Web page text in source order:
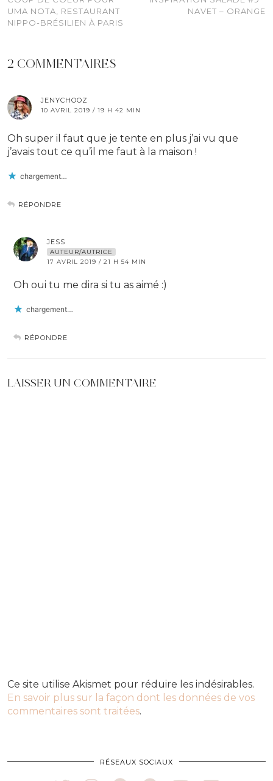
UMA NOTA, RESTAURANT
NIPPO-BRÉSILIEN À PARIS
NAVET – ORANGE
2 COMMENTAIRES
JENYCHOOZ
10 AVRIL 2019 / 19 H 42 MIN
Oh super il faut que je tente en plus j’ai vu que
j’avais tout ce qu’il me faut à la maison !
chargement…
RÉPONDRE
JESS
AUTEUR/AUTRICE
17 AVRIL 2019 / 21 H 54 MIN
Oh oui tu me dira si tu as aimé :)
chargement…
RÉPONDRE
LAISSER UN COMMENTAIRE
Ce site utilise Akismet pour réduire les indésirables.
En savoir plus sur la façon dont les données de vos
commentaires sont traitées.
RÉSEAUX SOCIAUX